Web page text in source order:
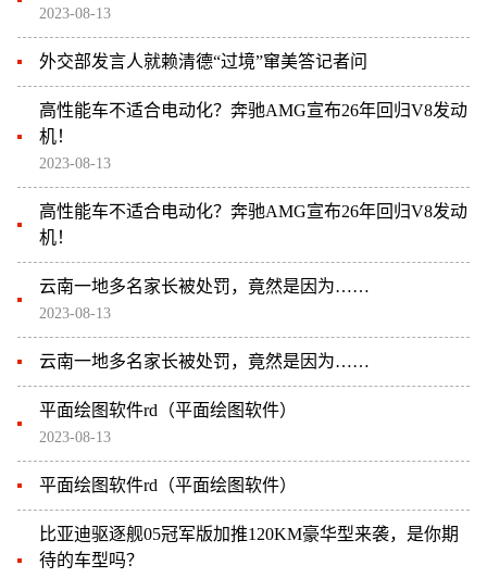
2023-08-13
外交部发言人就赖清德“过境”窜美答记者问
高性能车不适合电动化？奔驰AMG宣布26年回归V8发动
机！
2023-08-13
高性能车不适合电动化？奔驰AMG宣布26年回归V8发动
机！
云南一地多名家长被处罚，竟然是因为……
2023-08-13
云南一地多名家长被处罚，竟然是因为……
平面绘图软件rd（平面绘图软件）
2023-08-13
平面绘图软件rd（平面绘图软件）
比亚迪驱逐舰05冠军版加推120KM豪华型来袭，是你期
待的车型吗？